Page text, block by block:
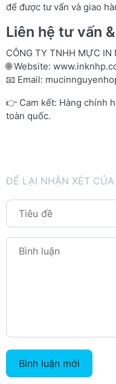
để được tư vấn và giao
Liên hệ tư vấn
CÔNG TY TNHH MỰC IN
🌐 Website:
📧 Email:
👉 Cam kết: Hàng chính
toàn quốc.
ĐỂ LẠI NHẬN XÉT CỦA
Bình luận mới